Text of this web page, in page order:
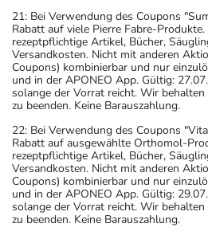
21: Bei Verwendung des Coupons
Rabatt auf viele Pierre Fabre-
rezeptpflichtige Artikel, Bücher,
Versandkosten. Nicht mit anderen
Coupons) kombinierbar und nur
und in der APONEO App. Gültig:
solange der Vorrat reicht. Wir
zu beenden. Keine Barauszahlung.
22: Bei Verwendung des Coupons
Rabatt auf ausgewählte Orthomol-
rezeptpflichtige Artikel, Bücher,
Versandkosten. Nicht mit anderen
Coupons) kombinierbar und nur
und in der APONEO App. Gültig:
solange der Vorrat reicht. Wir
zu beenden. Keine Barauszahlung.